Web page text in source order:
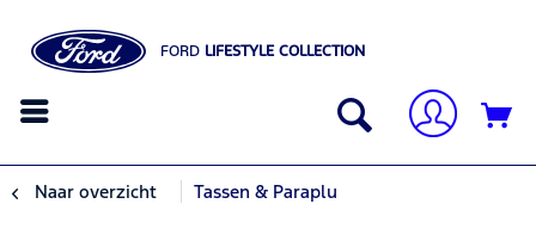
FORD LIFESTYLE COLLECTION
Naar overzicht Tassen & Paraplu